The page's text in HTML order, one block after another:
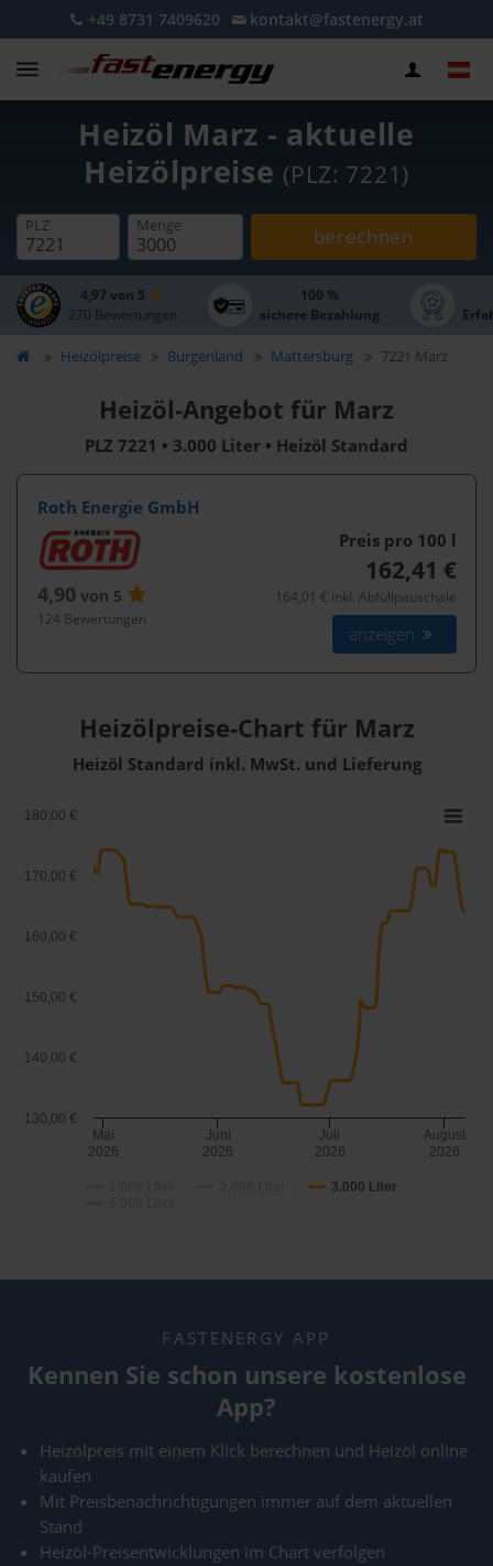
+49 8731 7409620 kontakt@fastenergy.at
Heizöl Marz - aktuelle
Heizölpreise (PLZ: 7221)
PLZ Menge berechnen
4,97 von 5
270 Bewertungen
100 %
sichere Bezahlung
Heizölpreise Burgenland Mattersburg 7221 Marz
Heizöl-Angebot für Marz
PLZ 7221 • 3.000 Liter • Heizöl Standard
Roth Energie GmbH
4,90 von 5
124 Bewertungen
Preis pro 100 l
162,41 €
164,01 € inkl. Abfüllpauschale
anzeigen
Heizölpreise-Chart für Marz
Heizöl Standard inkl. MwSt. und Lieferung
3.000 Liter
Mai
2026
Juni
2026
Juli
2026
August
2026
130,00 €
140,00 €
150,00 €
160,00 €
170,00 €
180,00 €
FASTENERGY APP
Kennen Sie schon unsere kostenlose
App?
Heizölpreis mit einem Klick berechnen und Heizöl online
kaufen
Mit Preisbenachrichtigungen immer auf dem aktuellen
Stand
Heizöl-Preisentwicklungen im Chart verfolgen